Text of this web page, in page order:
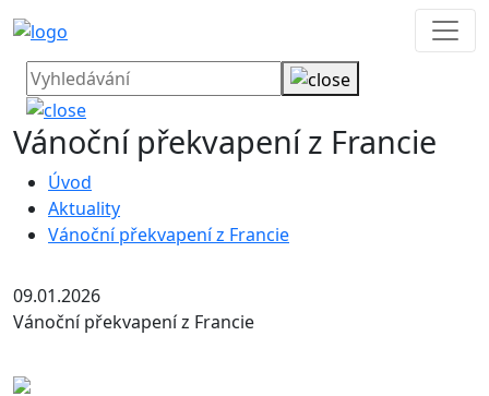
Vánoční překvapení z Francie
Úvod
Aktuality
Vánoční překvapení z Francie
09.01.2026
Vánoční překvapení z Francie